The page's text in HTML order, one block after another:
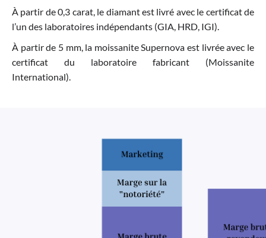
À partir de 0,3 carat, le diamant est livré avec le certificat de
l’un des laboratoires indépendants (GIA, HRD, IGI).
À partir de 5 mm, la moissanite Supernova est livrée avec le
certificat du laboratoire fabricant (Moissanite
International).